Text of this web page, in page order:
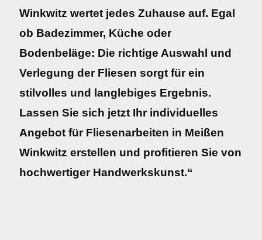
Winkwitz wertet jedes Zuhause auf. Egal
ob Badezimmer, Küche oder
Bodenbeläge: Die richtige Auswahl und
Verlegung der Fliesen sorgt für ein
stilvolles und langlebiges Ergebnis.
Lassen Sie sich jetzt Ihr individuelles
Angebot für Fliesenarbeiten in Meißen
Winkwitz erstellen und profitieren Sie von
hochwertiger Handwerkskunst.“